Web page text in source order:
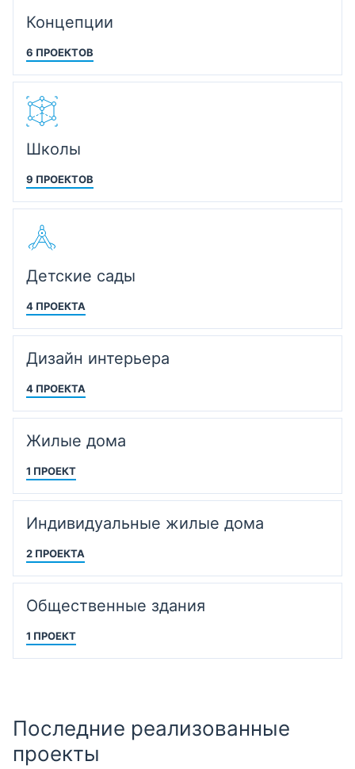
Концепции
6 ПРОЕКТОВ
Школы
9 ПРОЕКТОВ
Детские сады
4 ПРОЕКТА
Дизайн интерьера
4 ПРОЕКТА
Жилые дома
1 ПРОЕКТ
Индивидуальные жилые дома
2 ПРОЕКТА
Общественные здания
1 ПРОЕКТ
Последние реализованные
проекты